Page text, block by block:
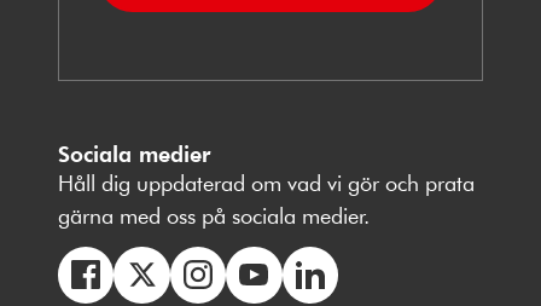
Sociala medier
Håll dig uppdaterad om vad vi gör och prata
gärna med oss på sociala medier.